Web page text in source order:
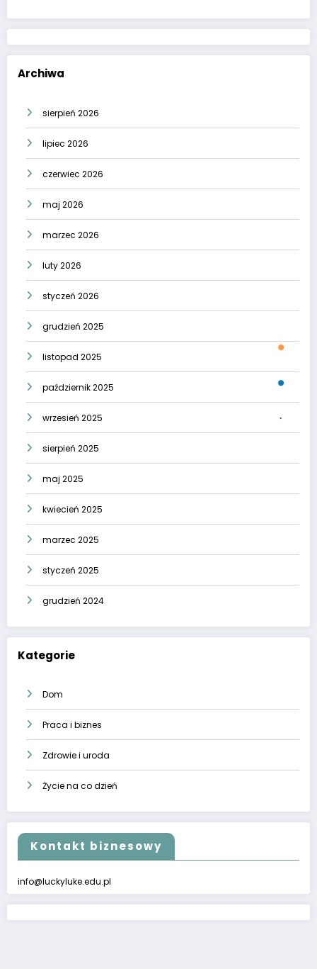
Archiwa
sierpień 2026
lipiec 2026
czerwiec 2026
maj 2026
marzec 2026
luty 2026
styczeń 2026
grudzień 2025
listopad 2025
październik 2025
wrzesień 2025
sierpień 2025
maj 2025
kwiecień 2025
marzec 2025
styczeń 2025
grudzień 2024
Kategorie
Dom
Praca i biznes
Zdrowie i uroda
Życie na co dzień
Kontakt biznesowy
info@luckyluke.edu.pl